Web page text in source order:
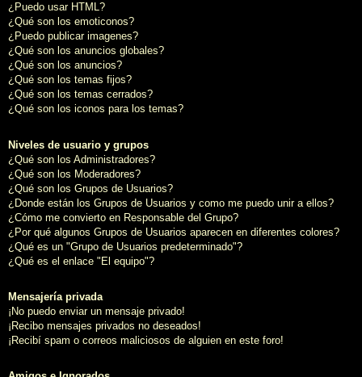
¿Puedo usar HTML?
¿Qué son los emoticonos?
¿Puedo publicar imagenes?
¿Qué son los anuncios globales?
¿Qué son los anuncios?
¿Qué son los temas fijos?
¿Qué son los temas cerrados?
¿Qué son los iconos para los temas?
Niveles de usuario y grupos
¿Qué son los Administradores?
¿Qué son los Moderadores?
¿Qué son los Grupos de Usuarios?
¿Donde están los Grupos de Usuarios y como me puedo unir a ellos?
¿Cómo me convierto en Responsable del Grupo?
¿Por qué algunos Grupos de Usuarios aparecen en diferentes colores?
¿Qué es un "Grupo de Usuarios predeterminado"?
¿Qué es el enlace "El equipo"?
Mensajería privada
¡No puedo enviar un mensaje privado!
¡Recibo mensajes privados no deseados!
¡Recibí spam o correos maliciosos de alguien en este foro!